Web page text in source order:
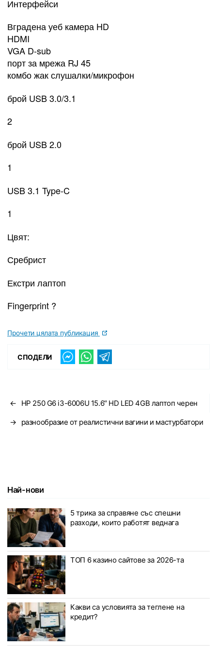
Интерфейси
Вградена уеб камера HD
HDMI
VGA D-sub
порт за мрежа RJ 45
комбо жак слушалки/микрофон
брой USB 3.0/3.1
2
брой USB 2.0
1
USB 3.1 Type-C
1
Цвят:
Сребрист
Екстри лаптоп
Fingerprint ?
Прочети цялата публикация
СПОДЕЛИ
← HP 250 G6 i3-6006U 15.6″ HD LED 4GB лаптоп черен
→ разнообразие от реалистични вагини и мастурбатори
Най-нови
5 трика за справяне със спешни
разходи, които работят веднага
ТОП 6 казино сайтове за 2026-та
Какви са условията за теглене на
кредит?